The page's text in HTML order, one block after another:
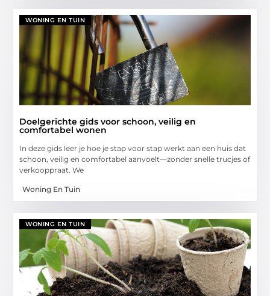
WONING EN TUIN
Doelgerichte gids voor schoon, veilig en
comfortabel wonen
In deze gids leer je hoe je stap voor stap werkt aan een huis dat
schoon, veilig en comfortabel aanvoelt—zonder snelle trucjes of
verkooppraat. We
Woning En Tuin
WONING EN TUIN